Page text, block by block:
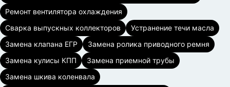
Ремонт вентилятора охлаждения
Сварка выпускных коллекторов
Устранение течи масла
Замена клапана ЕГР
Замена ролика приводного ремня
Замена кулисы КПП
Замена приемной трубы
Замена шкива коленвала